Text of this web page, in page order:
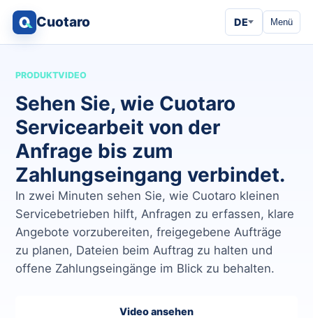
Cuotaro DE Menü
PRODUKTVIDEO
Sehen Sie, wie Cuotaro
Servicearbeit von der
Anfrage bis zum
Zahlungseingang verbindet.
In zwei Minuten sehen Sie, wie Cuotaro kleinen
Servicebetrieben hilft, Anfragen zu erfassen, klare
Angebote vorzubereiten, freigegebene Aufträge
zu planen, Dateien beim Auftrag zu halten und
offene Zahlungseingänge im Blick zu behalten.
Video ansehen